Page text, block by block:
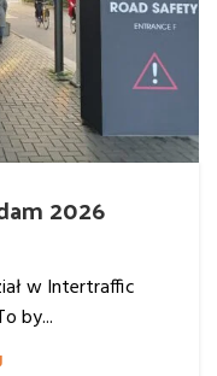
2026
w Intertraffic
by...